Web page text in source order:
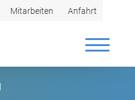
Mitarbeiten Anfahrt